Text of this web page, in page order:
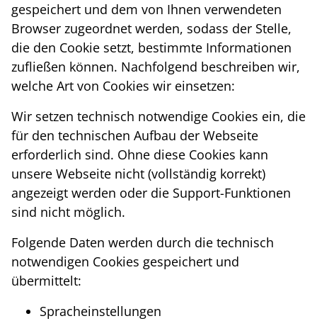
gespeichert und dem von Ihnen verwendeten
Browser zugeordnet werden, sodass der Stelle,
die den Cookie setzt, bestimmte Informationen
zufließen können. Nachfolgend beschreiben wir,
welche Art von Cookies wir einsetzen:
Wir setzen technisch notwendige Cookies ein, die
für den technischen Aufbau der Webseite
erforderlich sind. Ohne diese Cookies kann
unsere Webseite nicht (vollständig korrekt)
angezeigt werden oder die Support-Funktionen
sind nicht möglich.
Folgende Daten werden durch die technisch
notwendigen Cookies gespeichert und
übermittelt:
Spracheinstellungen